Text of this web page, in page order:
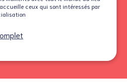
ceux qui sont intéressés par